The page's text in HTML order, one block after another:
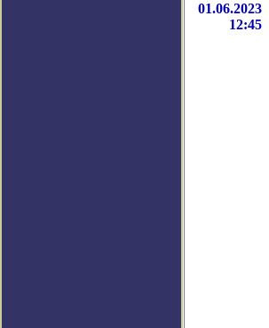
01.06.2023
12:45